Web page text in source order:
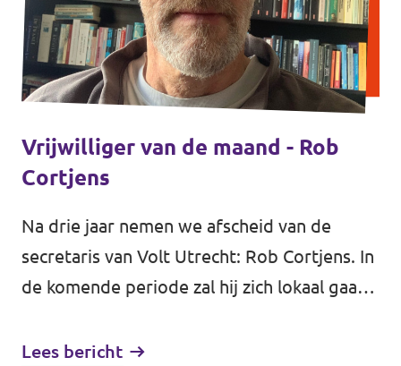
Vrijwilliger van de maand - Rob
Cortjens
Na drie jaar nemen we afscheid van de
secretaris van Volt Utrecht: Rob Cortjens. In
de komende periode zal hij zich lokaal gaan
de...
Lees bericht